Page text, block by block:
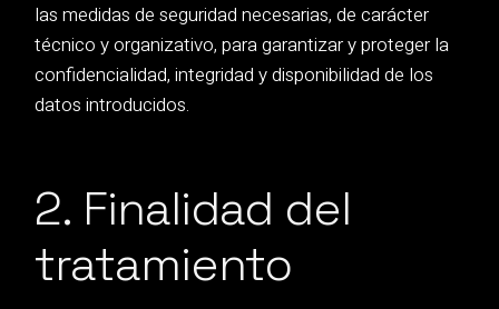
las medidas de seguridad necesarias, de carácter
técnico y organizativo, para garantizar y proteger la
confidencialidad, integridad y disponibilidad de los
datos introducidos.
2. Finalidad del
tratamiento